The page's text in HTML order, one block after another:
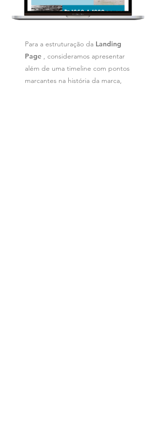
Para a estruturação da Landing
Page , consideramos apresentar
além de uma timeline com pontos
marcantes na história da marca,